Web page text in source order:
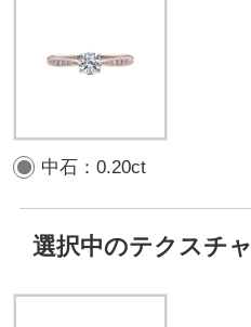
中石：0.20ct
選択中のテクスチャ